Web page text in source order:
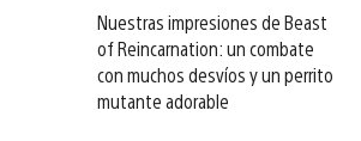
Nuestras impresiones de Beast
of Reincarnation: un combate
con muchos desvíos y un perrito
mutante adorable